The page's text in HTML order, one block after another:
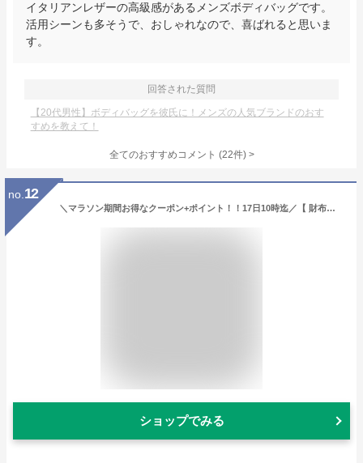
イタリアンレザーの高級感があるメンズボディバッグです。
活用シーンも多そうで、おしゃれなので、喜ばれると思いま
す。
回答された質問
【20代男性】ボディバッグを彼氏に！メンズの人気ブランドのおす
すめを教えて！
全てのおすすめコメント (22件) >
no. 12
＼マラソン期間お得なクーポン+ポイント！！17日10時迄／【 財布を開かず小銭が出せる】《ランキング1位受賞！》スリム ブライドルレザー 二つ折り財布 メンズ 本革 GRACIA グラシア 大容量 BOX型小銭入れ 二つ折り 財布 プレゼント 人気 新生活 革 サイフ ギフト 送料無料
ショップでみる